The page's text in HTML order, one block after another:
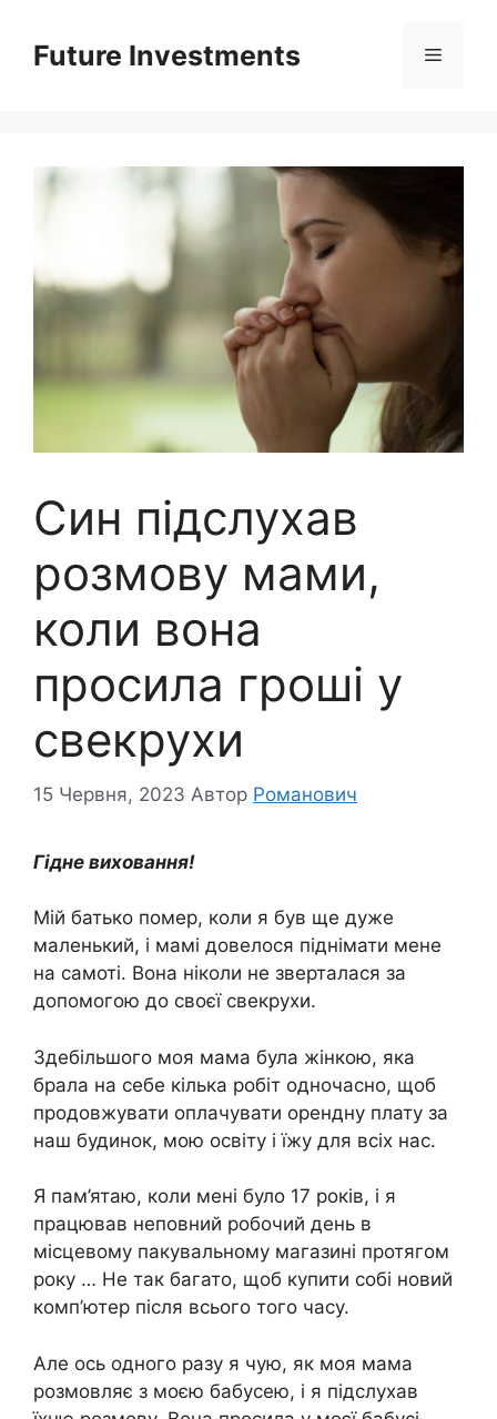
вмістуFuture Investments Меню
Син підслухав
розмову мами,
коли вона
просила гроші у
свекрухи
15 Червня, 2023 Автор Романович
Гідне виховання!
Мій батько помер, коли я був ще дуже
маленький, і мамі довелося піднімати мене
на самоті. Вона ніколи не зверталася за
допомогою до своєї свекрухи.
Здебільшого моя мама була жінкою, яка
брала на себе кілька робіт одночасно, щоб
продовжувати оплачувати орендну плату за
наш будинок, мою освіту і їжу для всіх нас.
Я пам’ятаю, коли мені було 17 років, і я
працював неповний робочий день в
місцевому пакувальному магазині протягом
року … Не так багато, щоб купити собі новий
комп’ютер після всього того часу.
Але ось одного разу я чую, як моя мама
розмовляє з моєю бабусею, і я підслухав